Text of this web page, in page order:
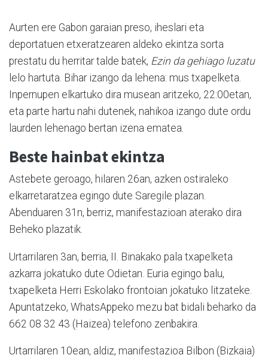
Aurten ere Gabon garaian preso, iheslari eta
deportatuen etxeratzearen aldeko ekintza sorta
prestatu du herritar talde batek, Ezin da gehiago luzatu
lelo hartuta. Bihar izango da lehena: mus txapelketa.
Inpernupen elkartuko dira musean aritzeko, 22:00etan,
eta parte hartu nahi dutenek, nahikoa izango dute ordu
laurden lehenago bertan izena ematea.
Beste hainbat ekintza
Astebete geroago, hilaren 26an, azken ostiraleko
elkarretaratzea egingo dute Saregile plazan.
Abenduaren 31n, berriz, manifestazioan aterako dira
Beheko plazatik.
Urtarrilaren 3an, berria, II. Binakako pala txapelketa
azkarra jokatuko dute Odietan. Euria egingo balu,
txapelketa Herri Eskolako frontoian jokatuko litzateke.
Apuntatzeko, WhatsAppeko mezu bat bidali beharko da
662 08 32 43 (Haizea) telefono zenbakira.
Urtarrilaren 10ean, aldiz, manifestazioa Bilbon (Bizkaia)